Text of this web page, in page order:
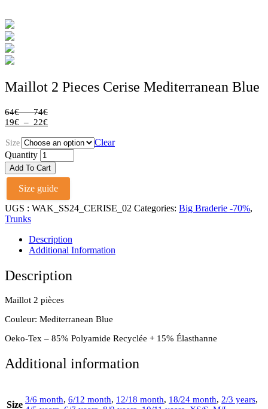
Maillot 2 Pieces Cerise Mediterranean Blue
64€ – 74€Plage
de
64€
à
74€
19€ – 22€Plage
prix :
19€
à
22€
Size Clear
Maillot
2
Pieces
Cerise
Mediterranean
Blue
quantity
Quantity
Add To Cart
Size guide
UGS : WAK_SS24_CERISE_02 Categories: Big Braderie -70%,
Trunks
Description
Additional Information
Description
Maillot 2 pièces
Couleur: Mediterranean Blue
Oeko-Tex – 85% Polyamide Recyclée + 15% Élasthanne
Additional information
Size 3/6 month, 6/12 month, 12/18 month, 18/24 month, 2/3 years,